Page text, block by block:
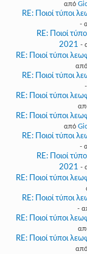
από
RE: Ποιοί τύποι
-
RE: Ποιοί
2021 -
RE: Ποιοί τύποι
από
RE: Ποιοί τύποι
RE: Ποιοί τύποι
RE: Ποιοί τύποι
από
RE: Ποιοί τύποι
-
RE: Ποιοί
2021 -
RE: Ποιοί τύποι
RE: Ποιοί τύποι
-
RE: Ποιοί τύποι
RE: Ποιοί τύποι
από